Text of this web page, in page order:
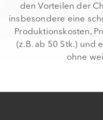
den Vorteilen der
insbesondere eine
Produktionskosten,
(z.B. ab 50 Stk.) und
ohne